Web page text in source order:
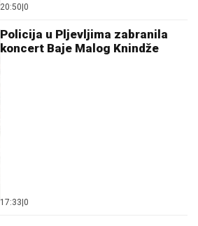
20:50 0
Policija u Pljevljima zabranila
koncert Baje Malog Knindže
17:33 0